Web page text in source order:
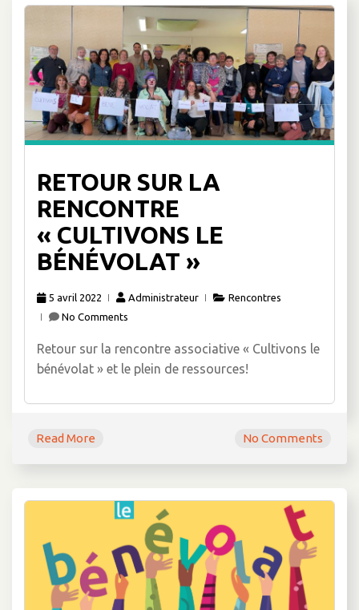
RETOUR SUR LA
RENCONTRE
« CULTIVONS LE
BÉNÉVOLAT »
5 avril 2022 Administrateur
Rencontres
No Comments
Retour sur la rencontre associative « Cultivons le
bénévolat » et le plein de ressources!
Read More No Comments